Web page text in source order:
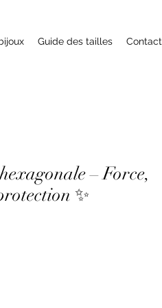
Guide des tailles Contact
– Force,
✨